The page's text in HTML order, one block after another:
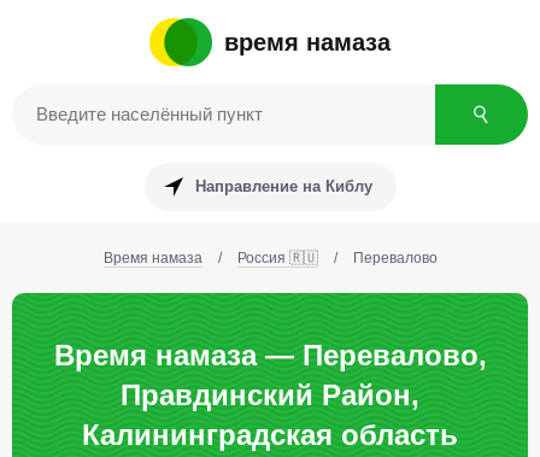
время намаза
Направление на Киблу
Время намаза / Россия 🇷🇺 / Перевалово
Время намаза — Перевалово,
Правдинский Район,
Калининградская область